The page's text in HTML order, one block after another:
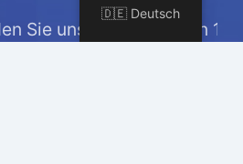
einfachen 1-Klick-
🇩🇪 Deutsch